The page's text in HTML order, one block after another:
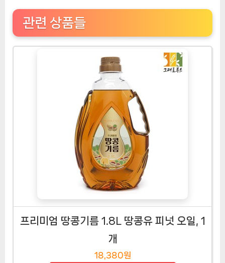
관련 상품들
프리미엄 땅콩기름 1.8L 땅콩유 피넛 오일, 1
개
18,380원